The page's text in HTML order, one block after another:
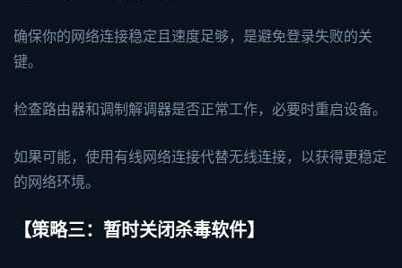
确保你的网络连接稳定且速度足够，是避免登录失败的关
键。
检查路由器和调制解调器是否正常工作，必要时重启设备。
如果可能，使用有线网络连接代替无线连接，以获得更稳定
的网络环境。
【策略三：暂时关闭杀毒软件】